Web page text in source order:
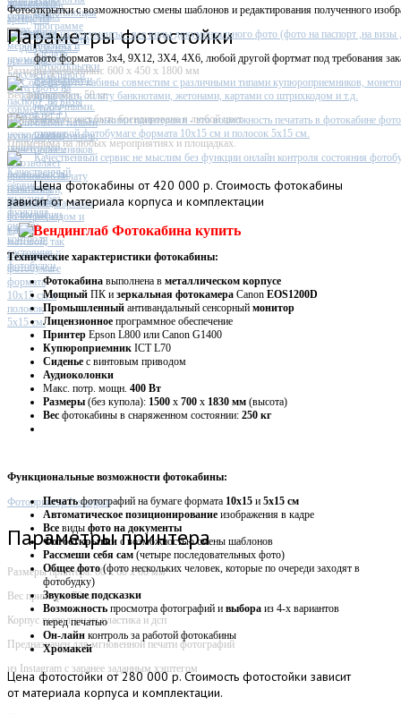
Параметры фотостойки
Размеры фотостойки: 600 х 450 х 1800 мм
Вес фотостойки: 50 кг
Фотостойка может быть брендирована в любой цвет
Применима на любых мероприятиях и площадках.
Фотопринтер Instargam
Параметры принтера
Размеры принтера: 60 х 60 х 60 мм
Вес принтера: 70 кг
Корпус выполнен из пластика и дсп
Предназначен для мгновенной печати фотографий
из Instagram с заранее заданным хэштегом
Фотооткрытки с возможностью смены шаблонов и редактирования полученного
Фото на документы - все виды документального фото (фото на паспорт ,на визы
фото форматов 3х4, 9X12, 3X4, 4X6, любой другой фортмат под требования
Софт фото кабины совместим с различными типами купюроприемников,
принимать оплату банкнотами, жетонами, картами со штрихкодом и т.д.
Работа с несколькими принтерами - это возможность печатать в фотокабине
глянцевой фотобумаге формата 10х15 см и полосок 5х15 см.
Качественный сервис не мыслим без функции онлайн контроля состояния
Ценафотокабины от 420 000 р. Стоимость фотокабины
зависит от материала корпуса и комплектации
Технические характеристики фотокабины:
Фотокабина выполнена в металлическом корпусе
Мощный ПК и зеркальная фотокамера Canon EOS1200D
Промышленный антивандальный сенсорный монитор
Лицензионное программное обеспечение
Принтер Epson L800 или Canon G1400
Купюроприемник ICT L70
Сиденье с винтовым приводом
Аудиоколонки
Макс. потр. мощн. 400 Вт
Размеры (без купола): 1500 х 700 х 1830 мм (высота)
Вес фотокабины в снаряженном состоянии: 250 кг
Функциональные возможности фотокабины:
Печатьфотографий на бумаге формата 10х15 и 5х15 см
Автоматическое позиционирование изображения в кадре
Все виды фото на документы
Фотооткрытки с возможностью смены шаблонов
Рассмеши себя сам (четыре последовательных фото)
Общее фото(фото нескольких человек, которые по очереди заходят в
фотобудку)
Звуковыеподсказки
Возможность просмотра фотографий и выбора из 4-х вариантов
перед печатью
Он-лайн контроль за работой фотокабины
Хромакей
Ценафотостойки от 280 000 р. Стоимость фотостойки зависит
от материала корпуса и комплектации.